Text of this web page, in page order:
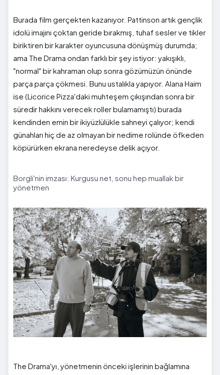
Burada film gerçekten kazanıyor. Pattinson artık gençlik
idolü imajını çoktan geride bırakmış, tuhaf sesler ve tikler
biriktiren bir karakter oyuncusuna dönüşmüş durumda;
ama The Drama ondan farklı bir şey istiyor: yakışıklı,
"normal" bir kahraman olup sonra gözümüzün önünde
parça parça çökmesi. Bunu ustalıkla yapıyor. Alana Haim
ise (Licorice Pizza'daki muhteşem çıkışından sonra bir
süredir hakkını verecek roller bulamamıştı) burada
kendinden emin bir ikiyüzlülükle sahneyi çalıyor; kendi
günahları hiç de az olmayan bir nedime rolünde öfkeden
köpürürken ekrana neredeyse delik açıyor.
Borgli'nin imzası: Kurgusu net, sonu hep muallak bir
yönetmen
The Drama'yı, yönetmenin önceki işlerinin bağlamına